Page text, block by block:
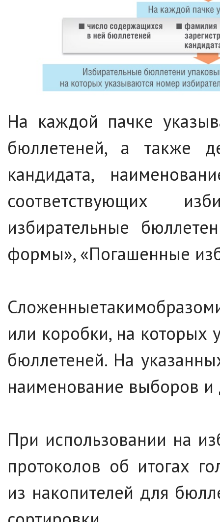
На каждой пачке
бюллетеней, а также
кандидата,
соответствующих
избирательные
формы», «Погашенные
или коробки, на которых
бюллетеней. На
наименование выборов и
При использовании на
протоколов об итогах
из накопителей для